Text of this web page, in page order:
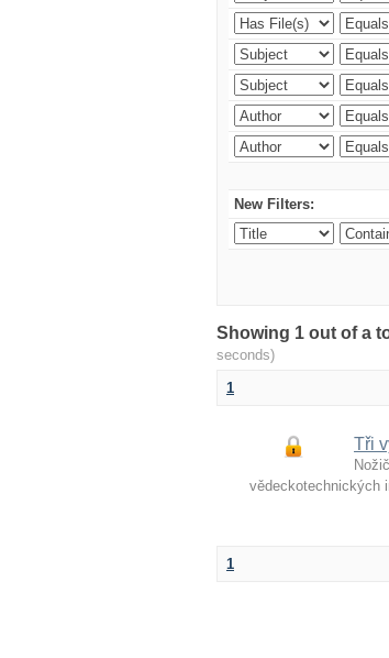
New Filters:
Showing 1 out of a
seconds)
1
Tři
vědeckotechnických
1